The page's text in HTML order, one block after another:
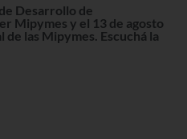
Desarrollo de
Mipymes y el 13 de agosto
las Mipymes. Escuchá la